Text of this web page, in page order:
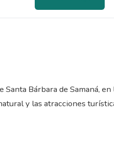
Bárbara de Samaná,
y las atracciones